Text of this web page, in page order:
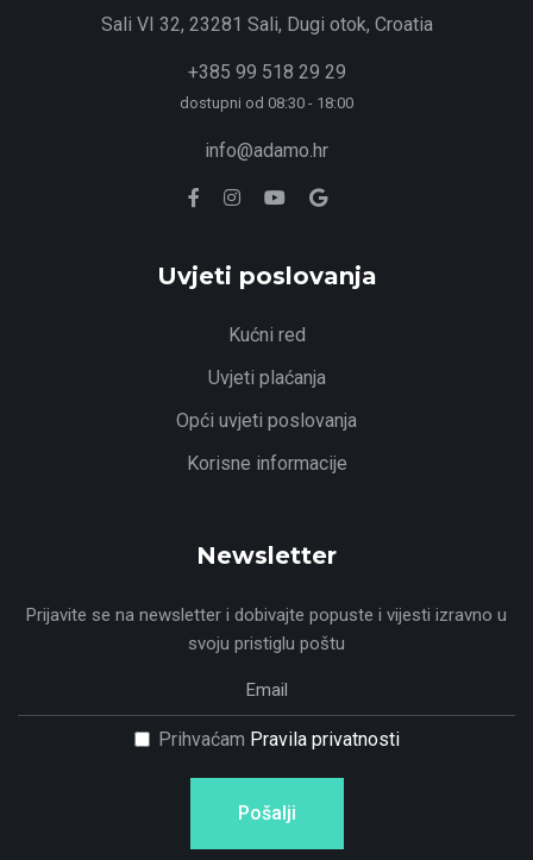
Sali VI 32, 23281 Sali, Dugi otok, Croatia
+385 99 518 29 29
dostupni od 08:30 - 18:00
info@adamo.hr
Uvjeti poslovanja
Kućni red
Uvjeti plaćanja
Opći uvjeti poslovanja
Korisne informacije
Newsletter
Prijavite se na newsletter i dobivajte popuste i vijesti izravno u
svoju pristiglu poštu
Prihvaćam Pravila privatnosti
Pošalji